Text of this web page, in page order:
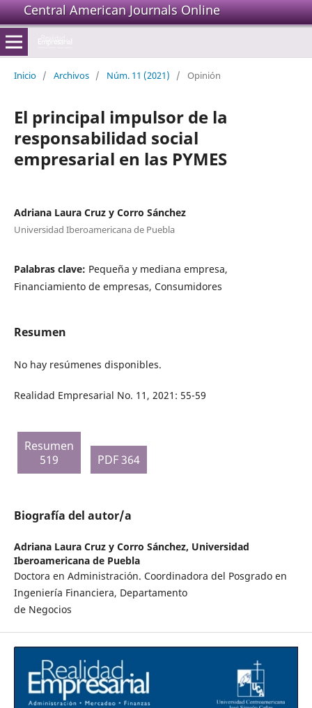
Central American Journals Online
Inicio / Archivos / Núm. 11 (2021) / Opinión
El principal impulsor de la
responsabilidad social
empresarial en las PYMES
Adriana Laura Cruz y Corro Sánchez
Universidad Iberoamericana de Puebla
Palabras clave: Pequeña y mediana empresa,
Financiamiento de empresas, Consumidores
Resumen
No hay resúmenes disponibles.
Realidad Empresarial No. 11, 2021: 55-59
Resumen
519
PDF 364
Biografía del autor/a
Adriana Laura Cruz y Corro Sánchez, Universidad
Iberoamericana de Puebla
Doctora en Administración. Coordinadora del Posgrado en
Ingeniería Financiera, Departamento
de Negocios